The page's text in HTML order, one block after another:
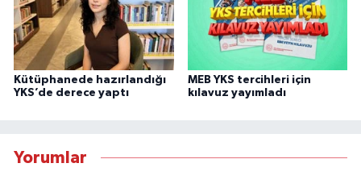
Kütüphanede hazırlandığı
YKS’de derece yaptı
MEB YKS tercihleri için
kılavuz yayımladı
Yorumlar